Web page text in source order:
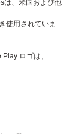
は、米国および他
使用されていま
ロゴは、